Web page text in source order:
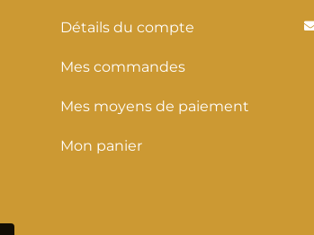
Détails du compte
Mes commandes
Mes moyens de paiement
Mon panier